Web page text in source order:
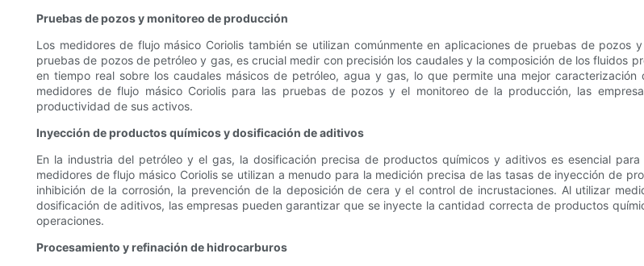
Pruebas de pozos y monitoreo de producción
Los medidores de flujo másico Coriolis también se utilizan comúnmente en aplicaciones de pruebas de
pruebas de pozos de petróleo y gas, es crucial medir con precisión los caudales y la composición de los fluidos
en tiempo real sobre los caudales másicos de petróleo, agua y gas, lo que permite una mejor
medidores de flujo másico Coriolis para las pruebas de pozos y el monitoreo de la producción, las
productividad de sus activos.
Inyección de productos químicos y dosificación de aditivos
En la industria del petróleo y el gas, la dosificación precisa de productos químicos y aditivos es esencial
medidores de flujo másico Coriolis se utilizan a menudo para la medición precisa de las tasas de inyección de
inhibición de la corrosión, la prevención de la deposición de cera y el control de incrustaciones. Al utilizar
dosificación de aditivos, las empresas pueden garantizar que se inyecte la cantidad correcta de productos
operaciones.
Procesamiento y refinación de hidrocarburos